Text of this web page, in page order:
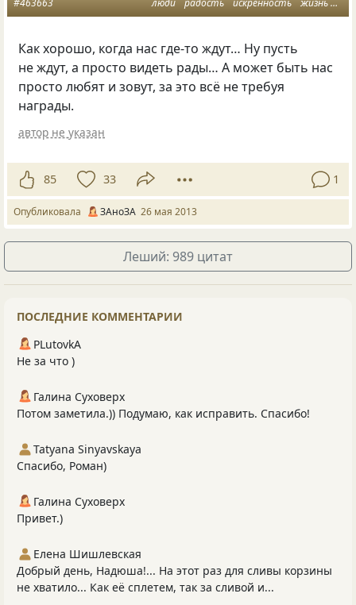
люди радость искренность жизнь отношения
#463663
Как хорошо, когда нас где-то ждут… Ну пусть
не ждут, а просто видеть рады… А может быть нас
просто любят и зовут, за это всё не требуя
награды.
автор не указан
85 33 1
Опубликовала ЗАноЗА 26 мая 2013
Леший: 989 цитат
ПОСЛЕДНИЕ КОММЕНТАРИИ
PLutоvkА
Не за что )
Галина Суховерх
Потом заметила.)) Подумаю, как исправить. Спасибо!
Tatyana Sinyavskaya
Спасибо, Роман)
Галина Суховерх
Привет.)
Елена Шишлевская
Добрый день, Надюша!... На этот раз для сливы корзины
не хватило... Как её сплетем, так за сливой и...